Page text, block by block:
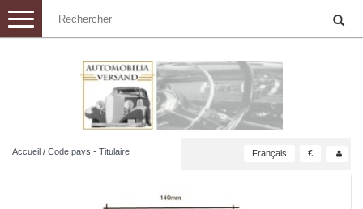
Toggle
navigation
Accueil / Code pays - Titulaire Français €